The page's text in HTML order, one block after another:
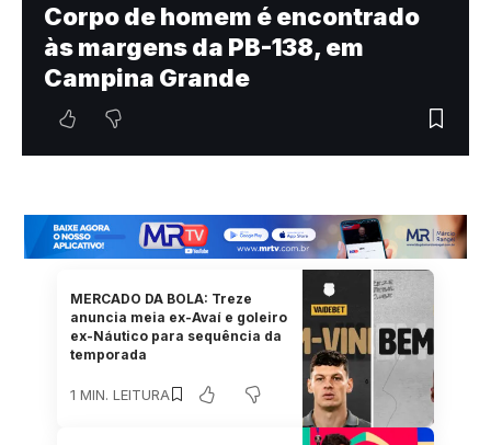
Corpo de homem é encontrado
às margens da PB-138, em
Campina Grande
MERCADO DA BOLA: Treze
anuncia meia ex-Avaí e goleiro
ex-Náutico para sequência da
temporada
1 MIN. LEITURA